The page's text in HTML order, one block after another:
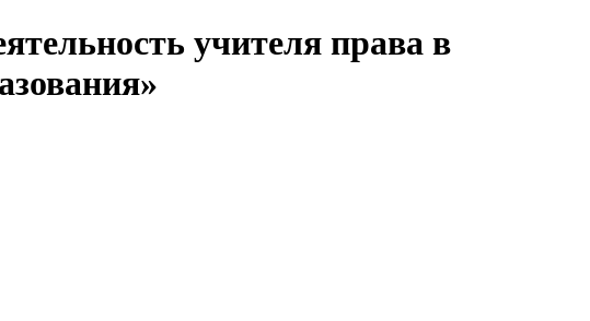
учителя права в